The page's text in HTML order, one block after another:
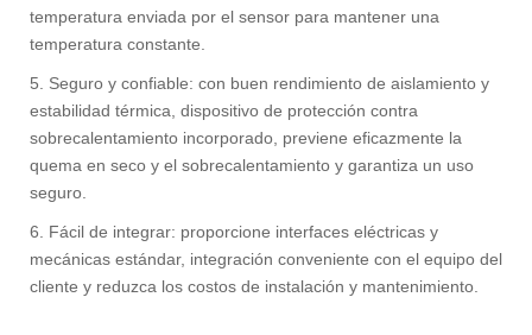
temperatura enviada por el sensor para mantener una
temperatura constante.
5. Seguro y confiable: con buen rendimiento de aislamiento y
estabilidad térmica, dispositivo de protección contra
sobrecalentamiento incorporado, previene eficazmente la
quema en seco y el sobrecalentamiento y garantiza un uso
seguro.
6. Fácil de integrar: proporcione interfaces eléctricas y
mecánicas estándar, integración conveniente con el equipo del
cliente y reduzca los costos de instalación y mantenimiento.